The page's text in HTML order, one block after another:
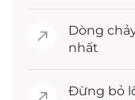
Dòng
nhất
Đừng bỏ